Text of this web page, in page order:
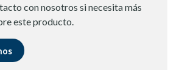
con nosotros si necesita más
este producto.